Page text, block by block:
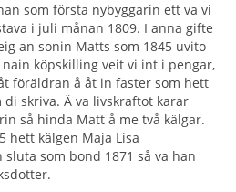
som första nybyggarin ett va vi
i juli månan 1809. I anna gifte
an sonin Matts som 1845 uvito
köpskilling veit vi int i pengar,
föräldran å åt in faster som hett
skriva. Ä va livskraftot karar
så hinda Matt å me två kälgar.
hett kälgen Maja Lisa
som bond 1871 så va han